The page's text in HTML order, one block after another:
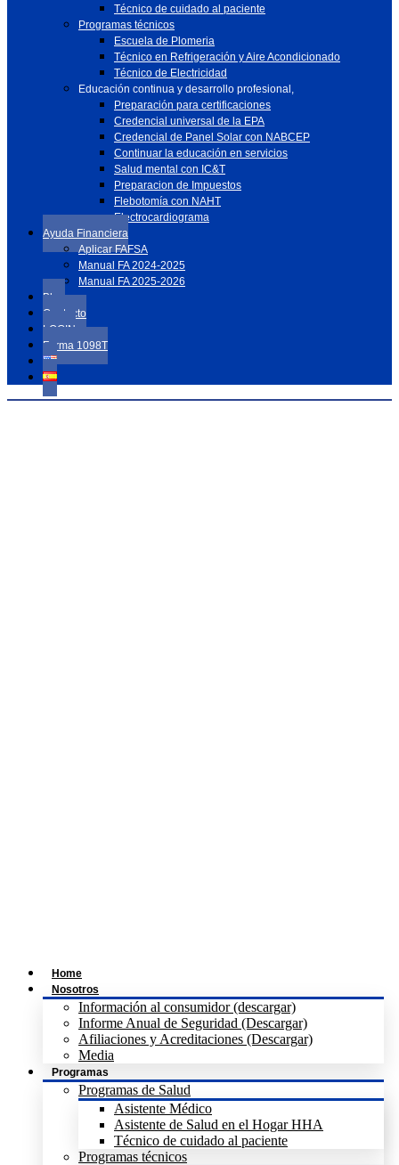
Técnico de cuidado al paciente
Programas técnicos
Escuela de Plomeria
Técnico en Refrigeración y Aire Acondicionado
Técnico de Electricidad
Educación continua y desarrollo profesional,
Preparación para certificaciones
Credencial universal de la EPA
Credencial de Panel Solar con NABCEP
Continuar la educación en servicios
Salud mental con IC&T
Preparacion de Impuestos
Flebotomía con NAHT
Electrocardiograma
Ayuda Financiera
Aplicar FAFSA
Manual FA 2024-2025
Manual FA 2025-2026
Blog
Contacto
LOGIN
Forma 1098T
Home
Nosotros
Información al consumidor (descargar)
Informe Anual de Seguridad (Descargar)
Afiliaciones y Acreditaciones (Descargar)
Media
Programas
Programas de Salud
Asistente Médico
Asistente de Salud en el Hogar HHA
Técnico de cuidado al paciente
Programas técnicos